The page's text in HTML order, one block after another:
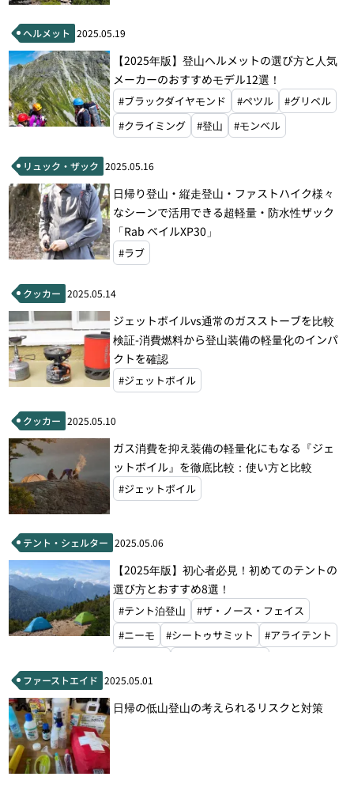
ヘルメット 2025.05.19
【2025年版】登山ヘルメットの選び方と人気
メーカーのおすすめモデル12選！
#ブラックダイヤモンド #ペツル
#グリベル
#クライミング
#登山 #モンベル
リュック・ザック 2025.05.16
日帰り登山・縦走登山・ファストハイク様々
なシーンで活用できる超軽量・防水性ザック
「Rab ベイルXP30」
#ラブ
クッカー 2025.05.14
ジェットボイルvs通常のガスストーブを比較
検証-消費燃料から登山装備の軽量化のインパ
クトを確認
#ジェットボイル
クッカー 2025.05.10
ガス消費を抑え装備の軽量化にもなる『ジェ
ットボイル』を徹底比較：使い方と比較
#ジェットボイル
テント・シェルター 2025.05.06
【2025年版】初心者必見！初めてのテントの
選び方とおすすめ8選！
#テント泊登山
#ザ・ノース・フェイス
#ニーモ
#シートゥサミット
#アライテント
ファーストエイド 2025.05.01
日帰の低山登山の考えられるリスクと対策